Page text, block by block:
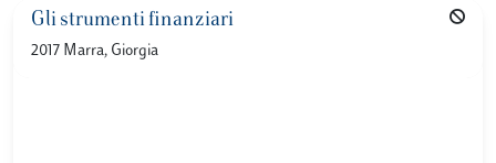
Gli strumenti finanziari
2017 Marra, Giorgia